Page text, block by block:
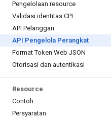
Pengelolaan resource
Validasi identitas CPI
API Pelanggan
API Pengelola Perangkat
Format Token Web JSON
Otorisasi dan autentikasi
Resource
Contoh
Persyaratan